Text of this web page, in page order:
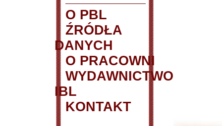
O PBL
ŹRÓDŁA
DANYCH
O PRACOWNI
WYDAWNICTWO
IBL
KONTAKT